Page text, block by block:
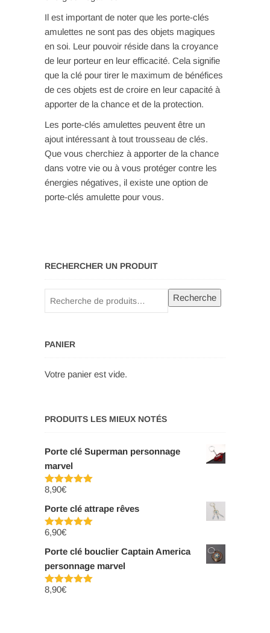
Il est important de noter que les porte-clés
amulettes ne sont pas des objets magiques
en soi. Leur pouvoir réside dans la croyance
de leur porteur en leur efficacité. Cela signifie
que la clé pour tirer le maximum de bénéfices
de ces objets est de croire en leur capacité à
apporter de la chance et de la protection.
Les porte-clés amulettes peuvent être un
ajout intéressant à tout trousseau de clés.
Que vous cherchiez à apporter de la chance
dans votre vie ou à vous protéger contre les
énergies négatives, il existe une option de
porte-clés amulette pour vous.
RECHERCHER UN PRODUIT
Recherche
pour :
Recherche
PANIER
Votre panier est vide.
PRODUITS LES MIEUX NOTÉS
Porte clé Superman personnage
marvel
Note
8,90€
Porte clé attrape rêves
Note
6,90€
Porte clé bouclier Captain America
personnage marvel
Note
8,90€